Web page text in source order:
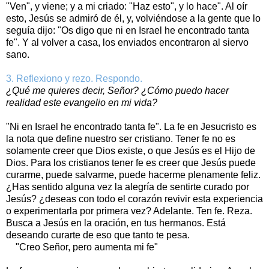
"Ven", y viene; y a mi criado: "Haz esto", y lo hace". Al oír
esto, Jesús se admiró de él, y, volviéndose a la gente que lo
seguía dijo: "Os digo que ni en Israel he encontrado tanta
fe". Y al volver a casa, los enviados encontraron al siervo
sano.
3. Reflexiono y rezo. Respondo.
¿Qué me quieres decir, Señor? ¿Cómo puedo hacer
realidad este evangelio en mi vida?
"Ni en Israel he encontrado tanta fe". La fe en Jesucristo es
la nota que define nuestro ser cristiano. Tener fe no es
solamente creer que Dios existe, o que Jesús es el Hijo de
Dios. Para los cristianos tener fe es creer que Jesús puede
curarme, puede salvarme, puede hacerme plenamente feliz.
¿Has sentido alguna vez la alegría de sentirte curado por
Jesús? ¿deseas con todo el corazón revivir esta experiencia
o experimentarla por primera vez? Adelante. Ten fe. Reza.
Busca a Jesús en la oración, en tus hermanos. Está
deseando curarte de eso que tanto te pesa.
"Creo Señor, pero aumenta mi fe"